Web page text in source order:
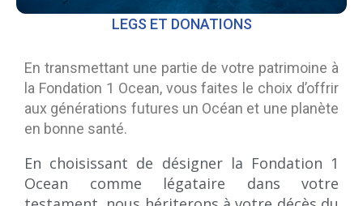
LEGS ET DONATIONS
En transmettant une partie de votre patrimoine à
la Fondation 1 Ocean, vous faites le choix d’offrir
aux générations futures un Océan et une planète
en bonne santé.
En choisissant de désigner la Fondation 1
Ocean comme légataire dans votre